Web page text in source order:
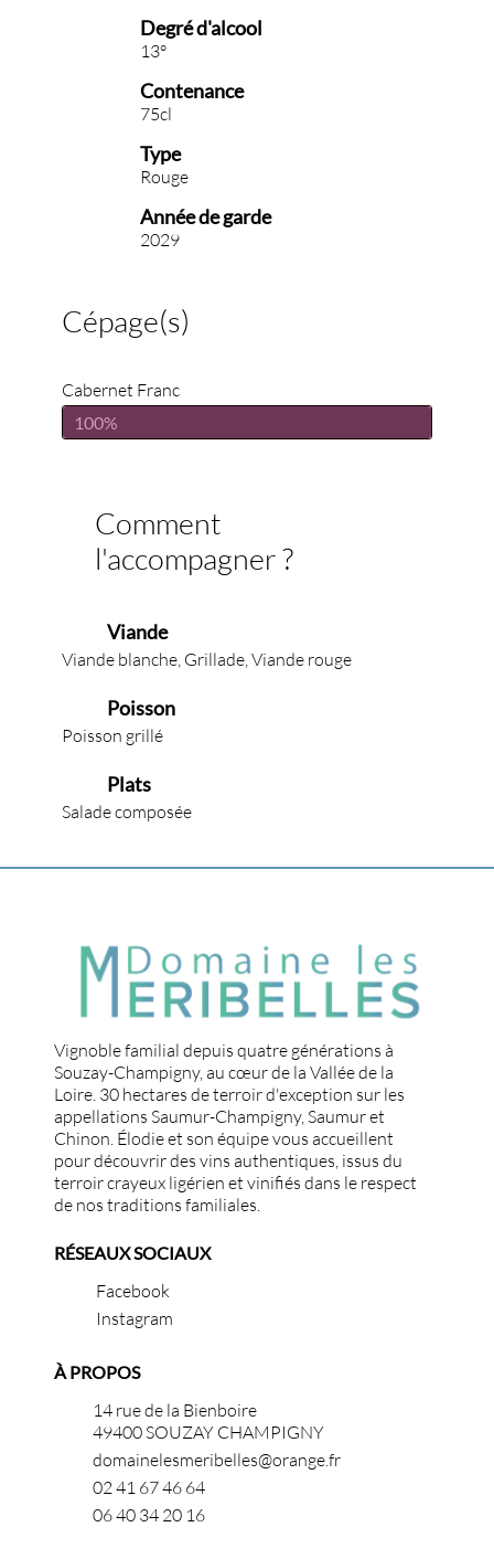
Degré d'alcool
13°
Contenance
75cl
Type
Rouge
Année de garde
2029
Cépage(s)
Cabernet Franc
100%
Comment
l'accompagner ?
Viande
Viande blanche, Grillade, Viande rouge
Poisson
Poisson grillé
Plats
Salade composée
Vignoble familial depuis quatre générations à
Souzay-Champigny, au cœur de la Vallée de la
Loire. 30 hectares de terroir d'exception sur les
appellations Saumur-Champigny, Saumur et
Chinon. Élodie et son équipe vous accueillent
pour découvrir des vins authentiques, issus du
terroir crayeux ligérien et vinifiés dans le respect
de nos traditions familiales.
RÉSEAUX SOCIAUX
Facebook
Instagram
À PROPOS
14 rue de la Bienboire
49400 SOUZAY CHAMPIGNY
domainelesmeribelles@orange.fr
02 41 67 46 64
06 40 34 20 16